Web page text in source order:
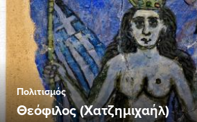
Πολιτισμός
Θεόφιλος (Χατζημιχαήλ)